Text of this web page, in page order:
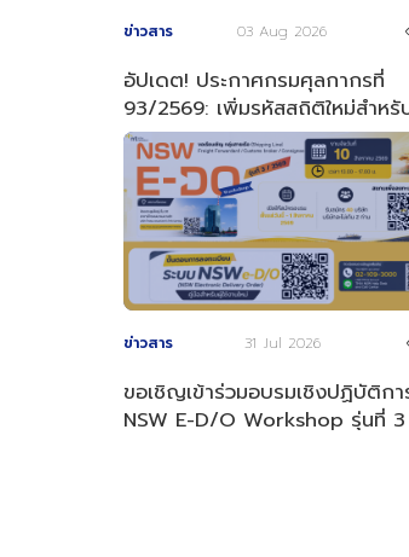
ข่าวสาร 03 Aug 2026
อัปเดต! ประกาศกรมศุลกากรที่
93/2569: เพิ่มรหัสสถิติใหม่สำหรั
"จิ้งหรีด"
ข่าวสาร 31 Jul 2026
ขอเชิญเข้าร่วมอบรมเชิงปฏิบัติกา
NSW E-D/O Workshop รุ่นที่ 3